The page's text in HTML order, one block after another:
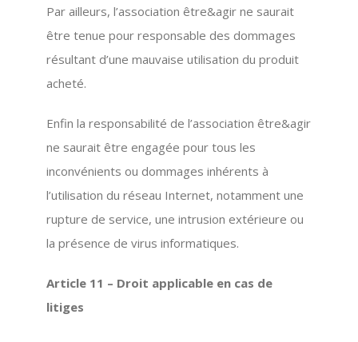
Par ailleurs, l’association être&agir ne saurait
être tenue pour responsable des dommages
résultant d’une mauvaise utilisation du produit
acheté.
Enfin la responsabilité de l’association être&agir
ne saurait être engagée pour tous les
inconvénients ou dommages inhérents à
l’utilisation du réseau Internet, notamment une
rupture de service, une intrusion extérieure ou
la présence de virus informatiques.
Article 11 – Droit applicable en cas de
litiges